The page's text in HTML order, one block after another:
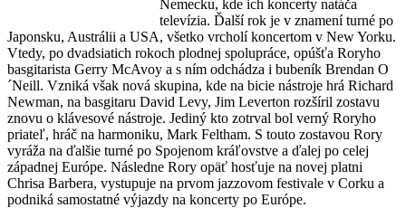
Nemecku, kde ich koncerty natáča
televízia. Ďalší rok je v znamení turné po
Japonsku, Austrálii a USA, všetko vrcholí koncertom v New Yorku.
Vtedy, po dvadsiatich rokoch plodnej spolupráce, opúšťa Roryho
basgitarista Gerry McAvoy a s ním odchádza i bubeník Brendan O
´Neill. Vzniká však nová skupina, kde na bicie nástroje hrá Richard
Newman, na basgitaru David Levy, Jim Leverton rozšíril zostavu
znovu o klávesové nástroje. Jediný kto zotrval bol verný Roryho
priateľ, hráč na harmoniku, Mark Feltham. S touto zostavou Rory
vyráža na ďalšie turné po Spojenom kráľovstve a ďalej po celej
západnej Európe. Následne Rory opäť hosťuje na novej platni
Chrisa Barbera, vystupuje na prvom jazzovom festivale v Corku a
podniká samostatné výjazdy na koncerty po Európe.